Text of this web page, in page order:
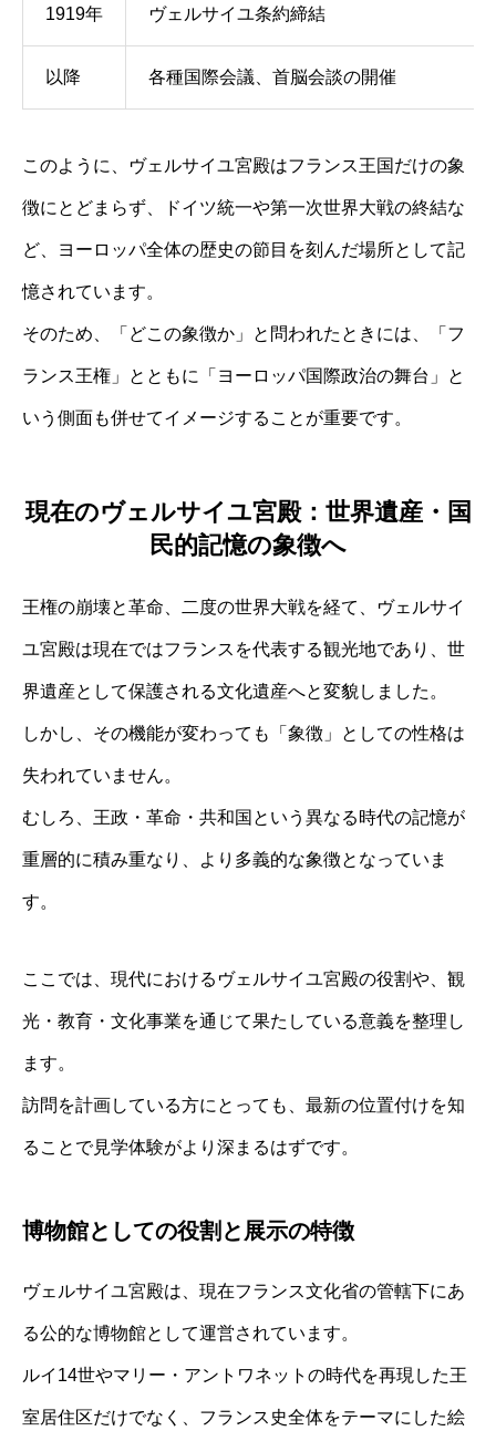
1919年 ヴェルサイユ条約締結
以降 各種国際会議、首脳会談の開催
このように、ヴェルサイユ宮殿はフランス王国だけの象
徴にとどまらず、ドイツ統一や第一次世界大戦の終結な
ど、ヨーロッパ全体の歴史の節目を刻んだ場所として記
憶されています。
そのため、「どこの象徴か」と問われたときには、「フ
ランス王権」とともに「ヨーロッパ国際政治の舞台」と
いう側面も併せてイメージすることが重要です。
現在のヴェルサイユ宮殿：世界遺産・国
民的記憶の象徴へ
王権の崩壊と革命、二度の世界大戦を経て、ヴェルサイ
ユ宮殿は現在ではフランスを代表する観光地であり、世
界遺産として保護される文化遺産へと変貌しました。
しかし、その機能が変わっても「象徴」としての性格は
失われていません。
むしろ、王政・革命・共和国という異なる時代の記憶が
重層的に積み重なり、より多義的な象徴となっていま
す。
ここでは、現代におけるヴェルサイユ宮殿の役割や、観
光・教育・文化事業を通じて果たしている意義を整理し
ます。
訪問を計画している方にとっても、最新の位置付けを知
ることで見学体験がより深まるはずです。
博物館としての役割と展示の特徴
ヴェルサイユ宮殿は、現在フランス文化省の管轄下にあ
る公的な博物館として運営されています。
ルイ14世やマリー・アントワネットの時代を再現した王
室居住区だけでなく、フランス史全体をテーマにした絵